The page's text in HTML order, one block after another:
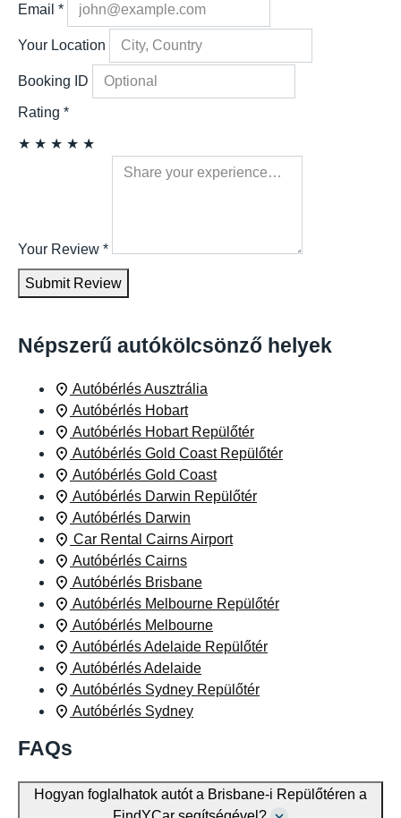
Email *
Your Location
Booking ID
Rating *
★ ★ ★ ★ ★
Your Review *
Submit Review
Népszerű autókölcsönző helyek
Autóbérlés Ausztrália
Autóbérlés Hobart
Autóbérlés Hobart Repülőtér
Autóbérlés Gold Coast Repülőtér
Autóbérlés Gold Coast
Autóbérlés Darwin Repülőtér
Autóbérlés Darwin
Car Rental Cairns Airport
Autóbérlés Cairns
Autóbérlés Brisbane
Autóbérlés Melbourne Repülőtér
Autóbérlés Melbourne
Autóbérlés Adelaide Repülőtér
Autóbérlés Adelaide
Autóbérlés Sydney Repülőtér
Autóbérlés Sydney
FAQs
Hogyan foglalhatok autót a Brisbane-i Repülőtéren a